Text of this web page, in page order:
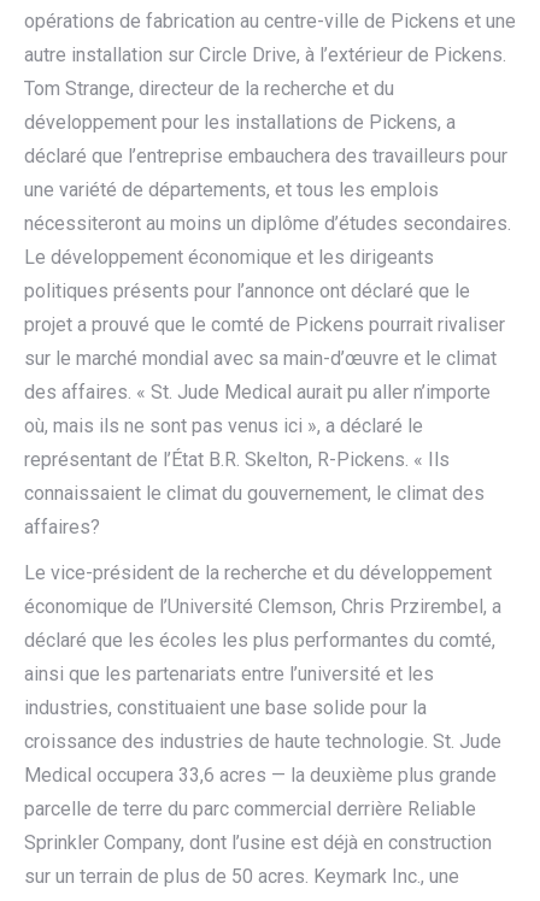
opérations de fabrication au centre-ville de Pickens et une
autre installation sur Circle Drive, à l’extérieur de Pickens.
Tom Strange, directeur de la recherche et du
développement pour les installations de Pickens, a
déclaré que l’entreprise embauchera des travailleurs pour
une variété de départements, et tous les emplois
nécessiteront au moins un diplôme d’études secondaires.
Le développement économique et les dirigeants
politiques présents pour l’annonce ont déclaré que le
projet a prouvé que le comté de Pickens pourrait rivaliser
sur le marché mondial avec sa main-d’œuvre et le climat
des affaires. « St. Jude Medical aurait pu aller n’importe
où, mais ils ne sont pas venus ici », a déclaré le
représentant de l’État B.R. Skelton, R-Pickens. « Ils
connaissaient le climat du gouvernement, le climat des
affaires?
Le vice-président de la recherche et du développement
économique de l’Université Clemson, Chris Przirembel, a
déclaré que les écoles les plus performantes du comté,
ainsi que les partenariats entre l’université et les
industries, constituaient une base solide pour la
croissance des industries de haute technologie. St. Jude
Medical occupera 33,6 acres — la deuxième plus grande
parcelle de terre du parc commercial derrière Reliable
Sprinkler Company, dont l’usine est déjà en construction
sur un terrain de plus de 50 acres. Keymark Inc., une